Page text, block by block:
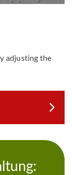
adjusting the